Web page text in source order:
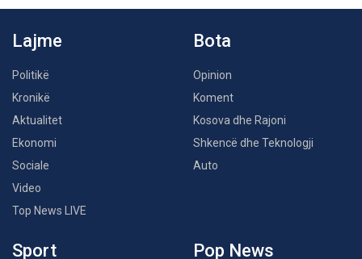
Lajme
Politikë
Kronikë
Aktualitet
Ekonomi
Sociale
Video
Top News LIVE
Bota
Opinion
Koment
Kosova dhe Rajoni
Shkencë dhe Teknologji
Auto
Sport Pop News